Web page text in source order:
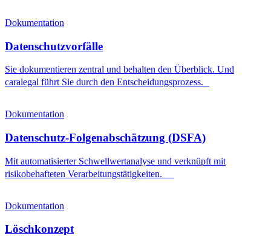
Dokumentation
Datenschutzvorfälle
Sie dokumentieren zentral und behalten den Überblick. Und
caralegal führt Sie durch den Entscheidungsprozess.
Dokumentation
Datenschutz-Folgenabschätzung (DSFA)
Mit automatisierter Schwellwertanalyse und verknüpft mit
risikobehafteten Verarbeitungstätigkeiten.
Dokumentation
Löschkonzept